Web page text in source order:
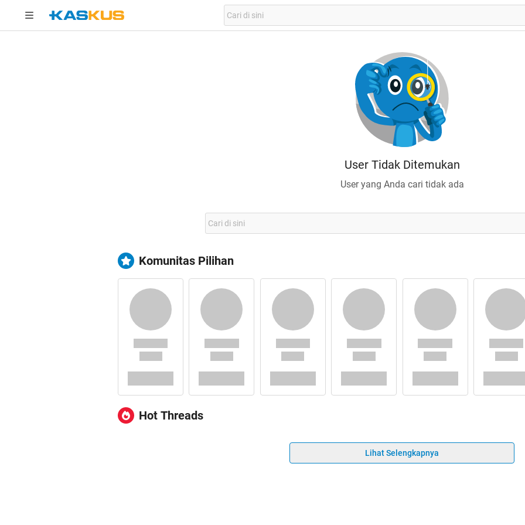
User Tidak Ditemukan
User yang Anda cari tidak ada
Komunitas Pilihan
Hot Threads
Lihat Selengkapnya